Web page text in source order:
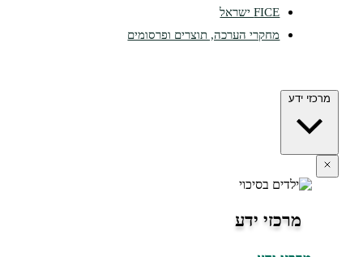
מחקרי הערכה, תוצרים ופרסומים
מרכזי ידע